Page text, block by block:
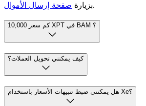
بزيارة صفحة إرسال الأموال .
كم سعر 10,000 XPT في BAM ؟
كيف يمكنني تحويل العملات؟
هل يمكنني ضبط تنبيهات الأسعار باستخدام Xe؟